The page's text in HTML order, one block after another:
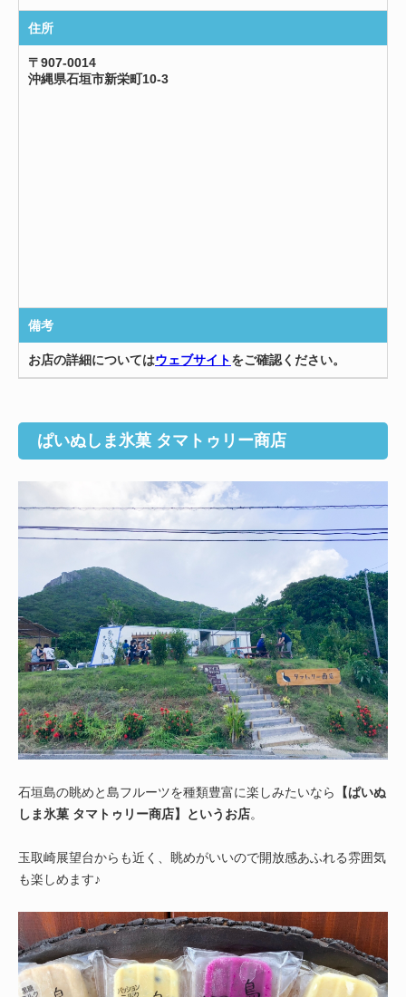
住所
〒907-0014
沖縄県石垣市新栄町10-3
備考
お店の詳細についてはウェブサイトをご確認ください。
ぱいぬしま氷菓 タマトゥリー商店
石垣島の眺めと島フルーツを種類豊富に楽しみたいなら
【ぱいぬ
しま氷菓 タマトゥリー商店】というお店。
玉取崎展望台からも近く、眺めがいいので開放感あふれる雰囲気
も楽しめます♪